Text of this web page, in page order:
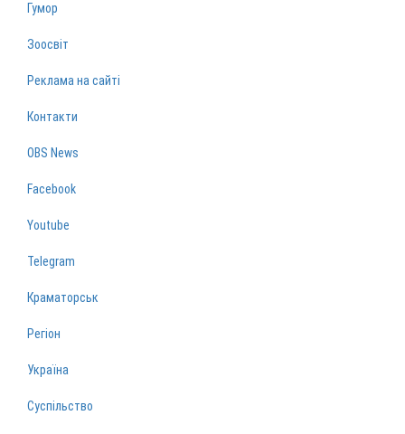
Гумор
Зоосвіт
Реклама на сайті
Контакти
OBS News
Facebook
Youtube
Telegram
Краматорськ
Регіон
Україна
Суспільство